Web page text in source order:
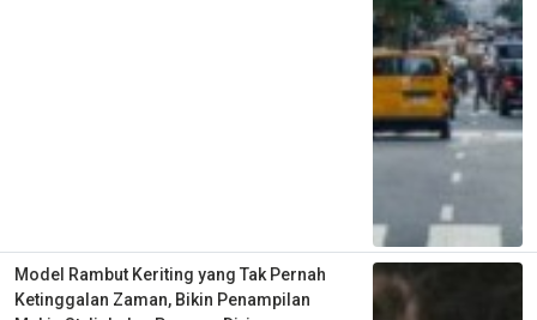
Model Rambut Keriting yang Tak Pernah
Ketinggalan Zaman, Bikin Penampilan